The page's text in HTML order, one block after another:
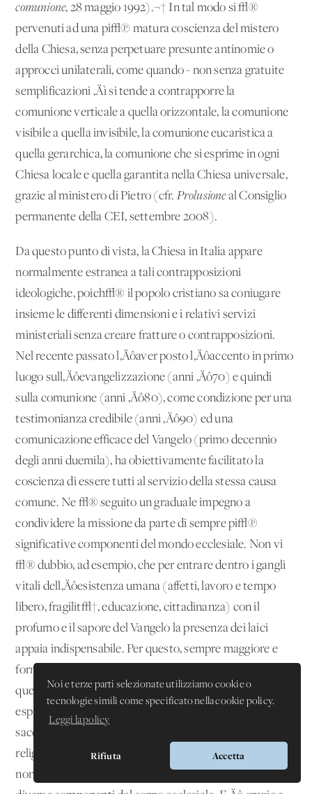
Noi e terze parti selezionate utilizziamo cookie o
tecnologie simili come specificato nella cookie policy.
Leggi la policy
Rifiuta Accetta
comunione, 28 maggio 1992).¬† In tal modo si √®
pervenuti ad una pi√π matura coscienza del mistero
della Chiesa, senza perpetuare presunte antinomie o
approcci unilaterali, come quando - non senza gratuite
semplificazioni ‚Äì si tende a contrapporre la
comunione verticale a quella orizzontale, la comunione
visibile a quella invisibile, la comunione eucaristica a
quella gerarchica, la comunione che si esprime in ogni
Chiesa locale e quella garantita nella Chiesa universale,
grazie al ministero di Pietro (cfr. Prolusioneal Consiglio
permanente della CEI, settembre 2008).
Da questo punto di vista, la Chiesa in Italia appare
normalmente estranea a tali contrapposizioni
ideologiche, poich√® il popolo cristiano sa coniugare
insieme le differenti dimensioni e i relativi servizi
ministeriali senza creare fratture o contrapposizioni.
Nel recente passato l‚Äôaver posto l‚Äôaccento in primo
luogo sull‚Äôevangelizzazione (anni ‚Äô70) e quindi
sulla comunione (anni ‚Äô80), come condizione per una
testimonianza credibile (anni ‚Äô90) ed una
comunicazione efficace del Vangelo (primo decennio
degli anni duemila), ha obiettivamente facilitato la
coscienza di essere tutti al servizio della stessa causa
comune. Ne √® seguito un graduale impegno a
condividere la missione da parte di sempre pi√π
significative componenti del mondo ecclesiale. Non vi
√® dubbio, ad esempio, che per entrare dentro i gangli
vitali dell‚Äôesistenza umana (affetti, lavoro e tempo
libero, fragilit√†, educazione, cittadinanza) con il
profumo e il sapore del Vangelo la presenza dei laici
appaia indispensabile. Per questo, sempre maggiore e
formata dovr√† essere la loro presenza, secondo
quell‚Äôindole propria che l‚Äôultimo Concilio ha bene
espresso (
sacerdoti e i diaconi, ed anche quello con il mondo dei
religiosi e delle religiose, vada sempre rivitalizzato, se
non altro per permettere uno scambio fruttuoso tra le